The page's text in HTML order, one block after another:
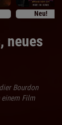
Neu!
neues
Bourdon
einem Film